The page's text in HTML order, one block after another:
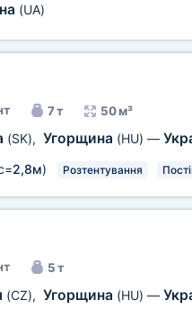
(UA)
7 т 50 м³
(SK), Угорщина (HU) —
2,8м) Розтентування
5 т
(CZ), Угорщина (HU) —